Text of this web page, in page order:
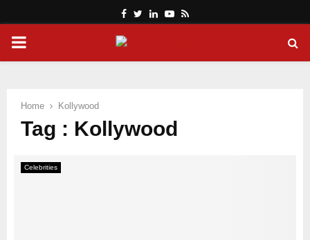
Facebook
Twitter
LinkedinYoutube
Rss
PRIMARY
Home Kollywood
Tag : Kollywood
Celebrities